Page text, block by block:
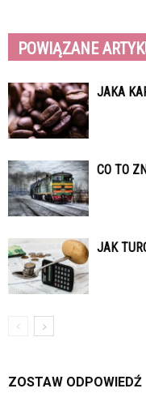
POWIĄZANE
JAKA
CO TO
JAK
ZOSTAW ODPOWIEDŹ